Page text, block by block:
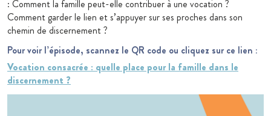
: Comment la famille peut-elle contribuer à une vocation ?
Comment garder le lien et s’appuyer sur ses proches dans son
chemin de discernement ?
Pour voir l’épisode, scannez le QR code ou cliquez sur ce lien :
Vocation consacrée : quelle place pour la famille dans le
discernement ?